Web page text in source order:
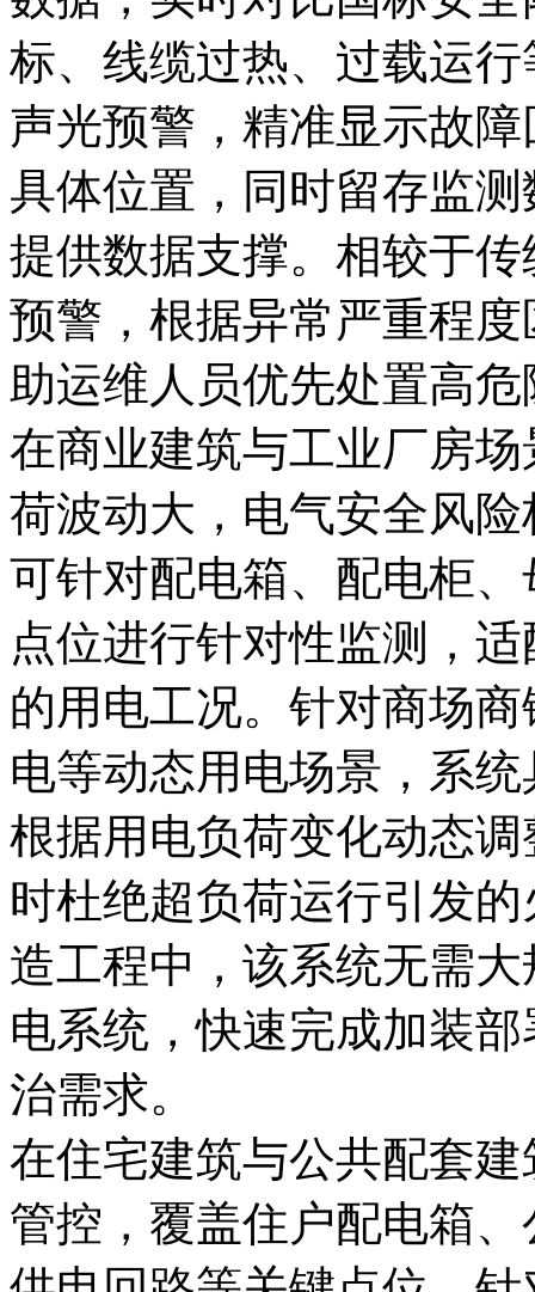
标、线缆过热、过载运
声光预警，精准显示故
具体位置，同时留存监
提供数据支撑。相较于
预警，根据异常严重程
助运维人员优先处置高
在商业建筑与工业厂房
荷波动大，电气安全风险
可针对配电箱、配电柜
点位进行针对性监测，
的用电工况。针对商场
电等动态用电场景，系
根据用电负荷变化动态
时杜绝超负荷运行引发
造工程中，该系统无需
电系统，快速完成加装
治需求。
在住宅建筑与公共配套
管控，覆盖住户配电箱